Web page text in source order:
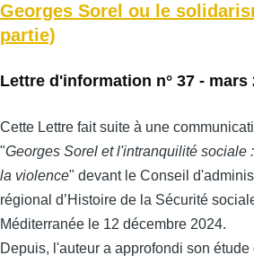
Georges Sorel ou le
partie)
Lettre d'information n° 37 - mars
Cette Lettre fait suite à une
"Georges Sorel et l'intranquilité sociale
la violence" devant le Conseil
régional d’Histoire de la Sécurité
Méditerranée le 12 décembre 2024.
Depuis, l'auteur a approfondi son étude